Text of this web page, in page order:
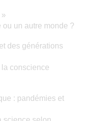
ou un autre monde ?
des générations
conscience
: pandémies et